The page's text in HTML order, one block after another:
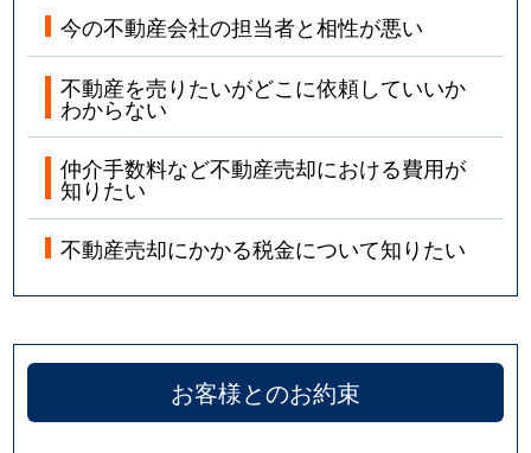
今の不動産会社の担当者と相性が悪い
不動産を売りたいがどこに依頼していいか
わからない
仲介手数料など不動産売却における費用が
知りたい
不動産売却にかかる税金について知りたい
お客様とのお約束